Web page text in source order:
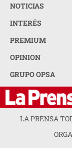
NOTICIAS
INTERÉS
PREMIUM
OPINION
GRUPO OPSA
LA PRENSA